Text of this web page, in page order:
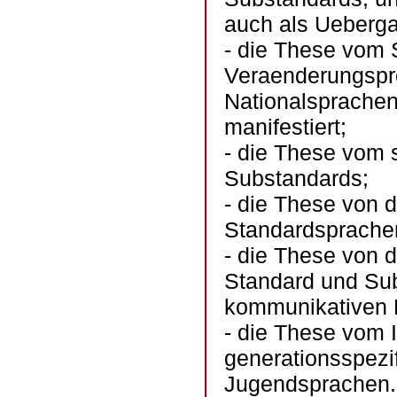
auch als
- die These vom
manifestiert;
- die These vom
Substandards;
- die These von
- die These von
Standard und
kommunikativen
- die These vom
Jugendsprachen.